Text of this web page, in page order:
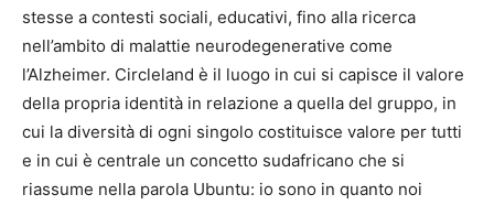
stesse a contesti sociali, educativi, fino alla ricerca
nell’ambito di malattie neurodegenerative come
l’Alzheimer. Circleland è il luogo in cui si capisce il valore
della propria identità in relazione a quella del gruppo, in
cui la diversità di ogni singolo costituisce valore per tutti
e in cui è centrale un concetto sudafricano che si
riassume nella parola Ubuntu: io sono in quanto noi